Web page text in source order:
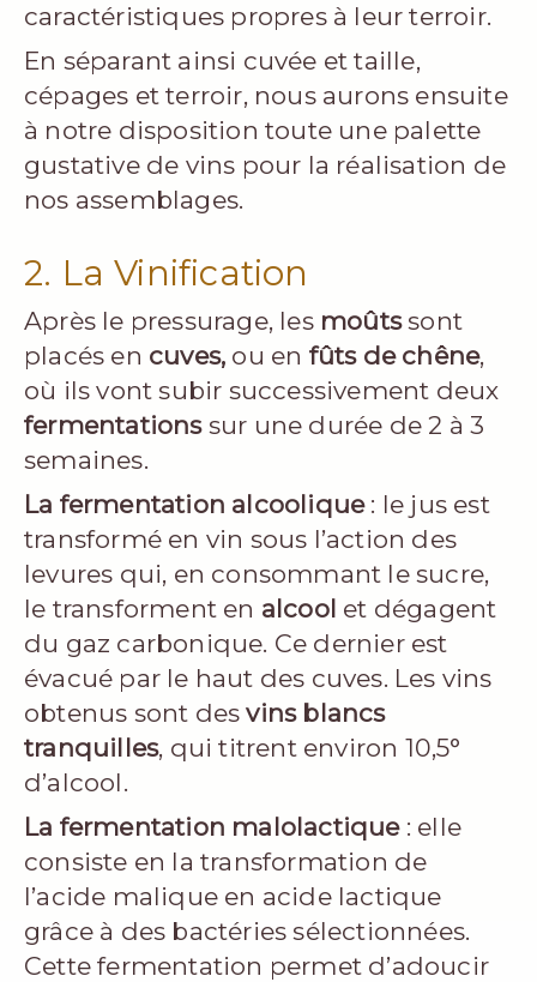
caractéristiques propres à leur terroir.
En séparant ainsi cuvée et taille,
cépages et terroir, nous aurons ensuite
à notre disposition toute une palette
gustative de vins pour la réalisation de
nos assemblages.
2. La Vinification
Après le pressurage, les moûtssont
placés en cuves, ou en fûts de chêne,
où ils vont subir successivement deux
fermentations sur une durée de 2 à 3
semaines.
La fermentation alcoolique: le jus est
transformé en vin sous l’action des
levures qui, en consommant le sucre,
le transforment en alcool et dégagent
du gaz carbonique. Ce dernier est
évacué par le haut des cuves. Les vins
obtenus sont desvins blancs
tranquilles, qui titrent environ 10,5°
d’alcool.
La fermentation malolactique: elle
consiste en la transformation de
l’acide malique en acide lactique
grâce à des bactéries sélectionnées.
Cette fermentation permet d’adoucir